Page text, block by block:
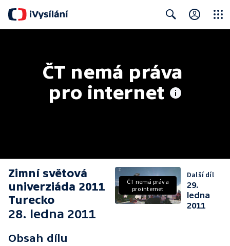
ČT nemá práva
pro internet
Zimní světová
univerziáda 2011
Turecko
28. ledna 2011
Obsah dílu
ČT nemá práva
pro internet
Další díl
29.
ledna
2011